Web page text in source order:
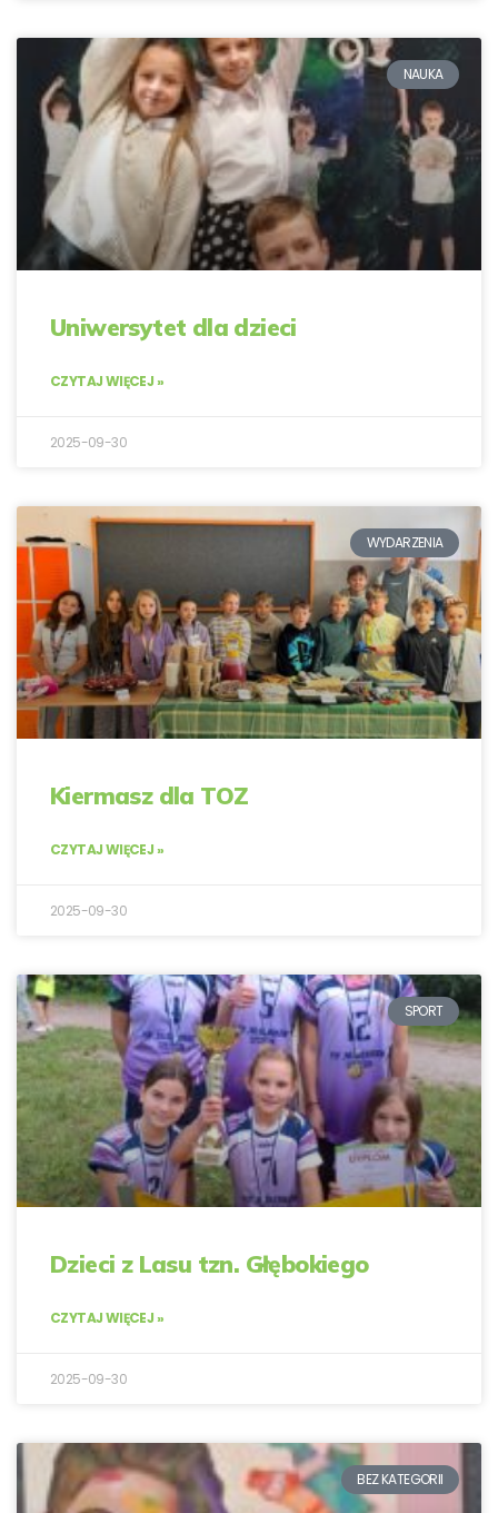
NAUKA
Uniwersytet dla dzieci
CZYTAJ WIĘCEJ »
2025-09-30
WYDARZENIA
Kiermasz dla TOZ
CZYTAJ WIĘCEJ »
2025-09-30
SPORT
Dzieci z Lasu tzn. Głębokiego
CZYTAJ WIĘCEJ »
2025-09-30
BEZ KATEGORII